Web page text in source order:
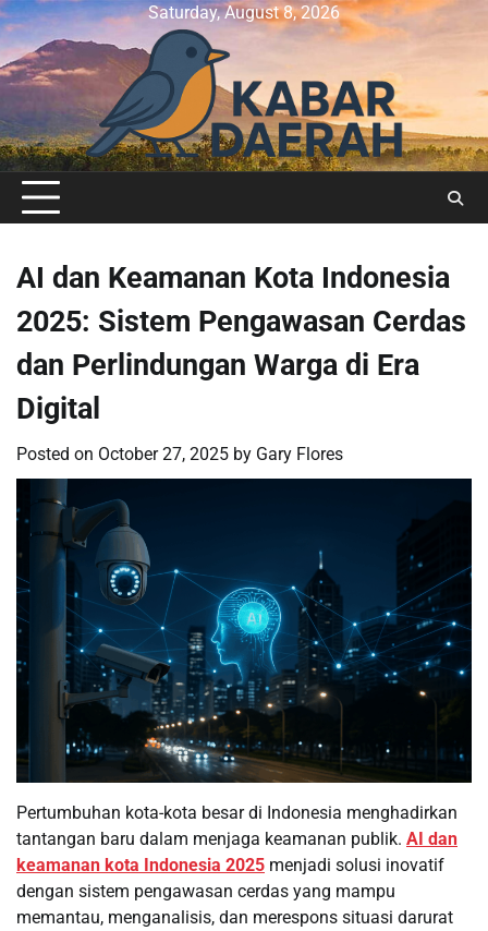
Skip
to
content
Saturday, August 8, 2026
AI dan Keamanan Kota Indonesia
2025: Sistem Pengawasan Cerdas
dan Perlindungan Warga di Era
Digital
Posted on October 27, 2025 by Gary Flores
Pertumbuhan kota-kota besar di Indonesia menghadirkan
tantangan baru dalam menjaga keamanan publik. AI dan
keamanan kota Indonesia 2025 menjadi solusi inovatif
dengan sistem pengawasan cerdas yang mampu
memantau, menganalisis, dan merespons situasi darurat